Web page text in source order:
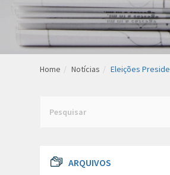
Home Notícias Eleições
for:
ARQUIVOS